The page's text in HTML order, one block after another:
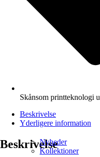
Nyheder
Kollektioner
Skånsom printteknologi
Beskrivelse
Yderligere information
Beskrivelse